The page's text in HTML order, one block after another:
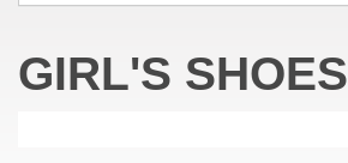
GIRL'S SHOES